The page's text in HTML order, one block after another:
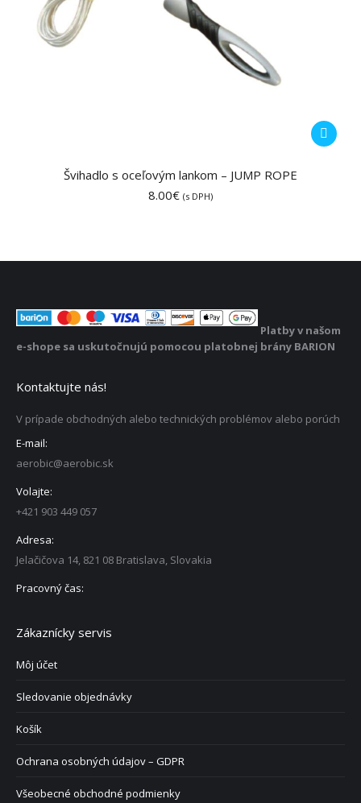
Švihadlo s oceľovým lankom – JUMP ROPE
8.00€ (s DPH)
Platby v našom
e-shope sa uskutočnujú pomocou platobnej brány BARION
Kontaktujte nás!
V prípade obchodných alebo technických problémov alebo porúch
E-mail:
aerobic@aerobic.sk
Volajte:
+421 903 449 057
Adresa:
Jelačičova 14, 821 08 Bratislava, Slovakia
Pracovný čas:
Zákaznícky servis
Môj účet
Sledovanie objednávky
Košík
Ochrana osobných údajov – GDPR
Všeobecné obchodné podmienky